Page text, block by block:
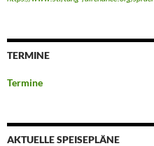
TERMINE
Termine
AKTUELLE SPEISEPLÄNE